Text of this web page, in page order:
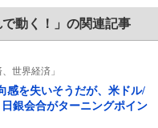
動く！」の関連記事
世界経済」
感を失いそうだが、米ドル/
銀会合がターニングポイン